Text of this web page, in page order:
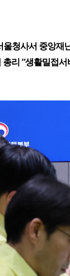
울청사서 중앙재
총리 “생활밀접